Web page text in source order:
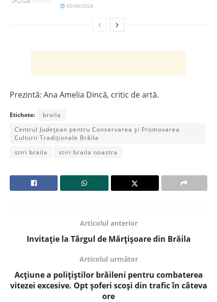
05/08/2026
Prezintă: Ana Amelia Dincă, critic de artă.
Etichete:
braila
Centrul Județean pentru Conservarea şi Promovarea
Culturii Tradiționale Brăila
stiri braila
stiri braila noastra
Articolul anterior
Invitație la Târgul de Mărțișoare din Brăila
Articolul următor
Acțiune a polițiștilor brăileni pentru combaterea
vitezei excesive. Opt șoferi scoși din trafic în câteva
ore